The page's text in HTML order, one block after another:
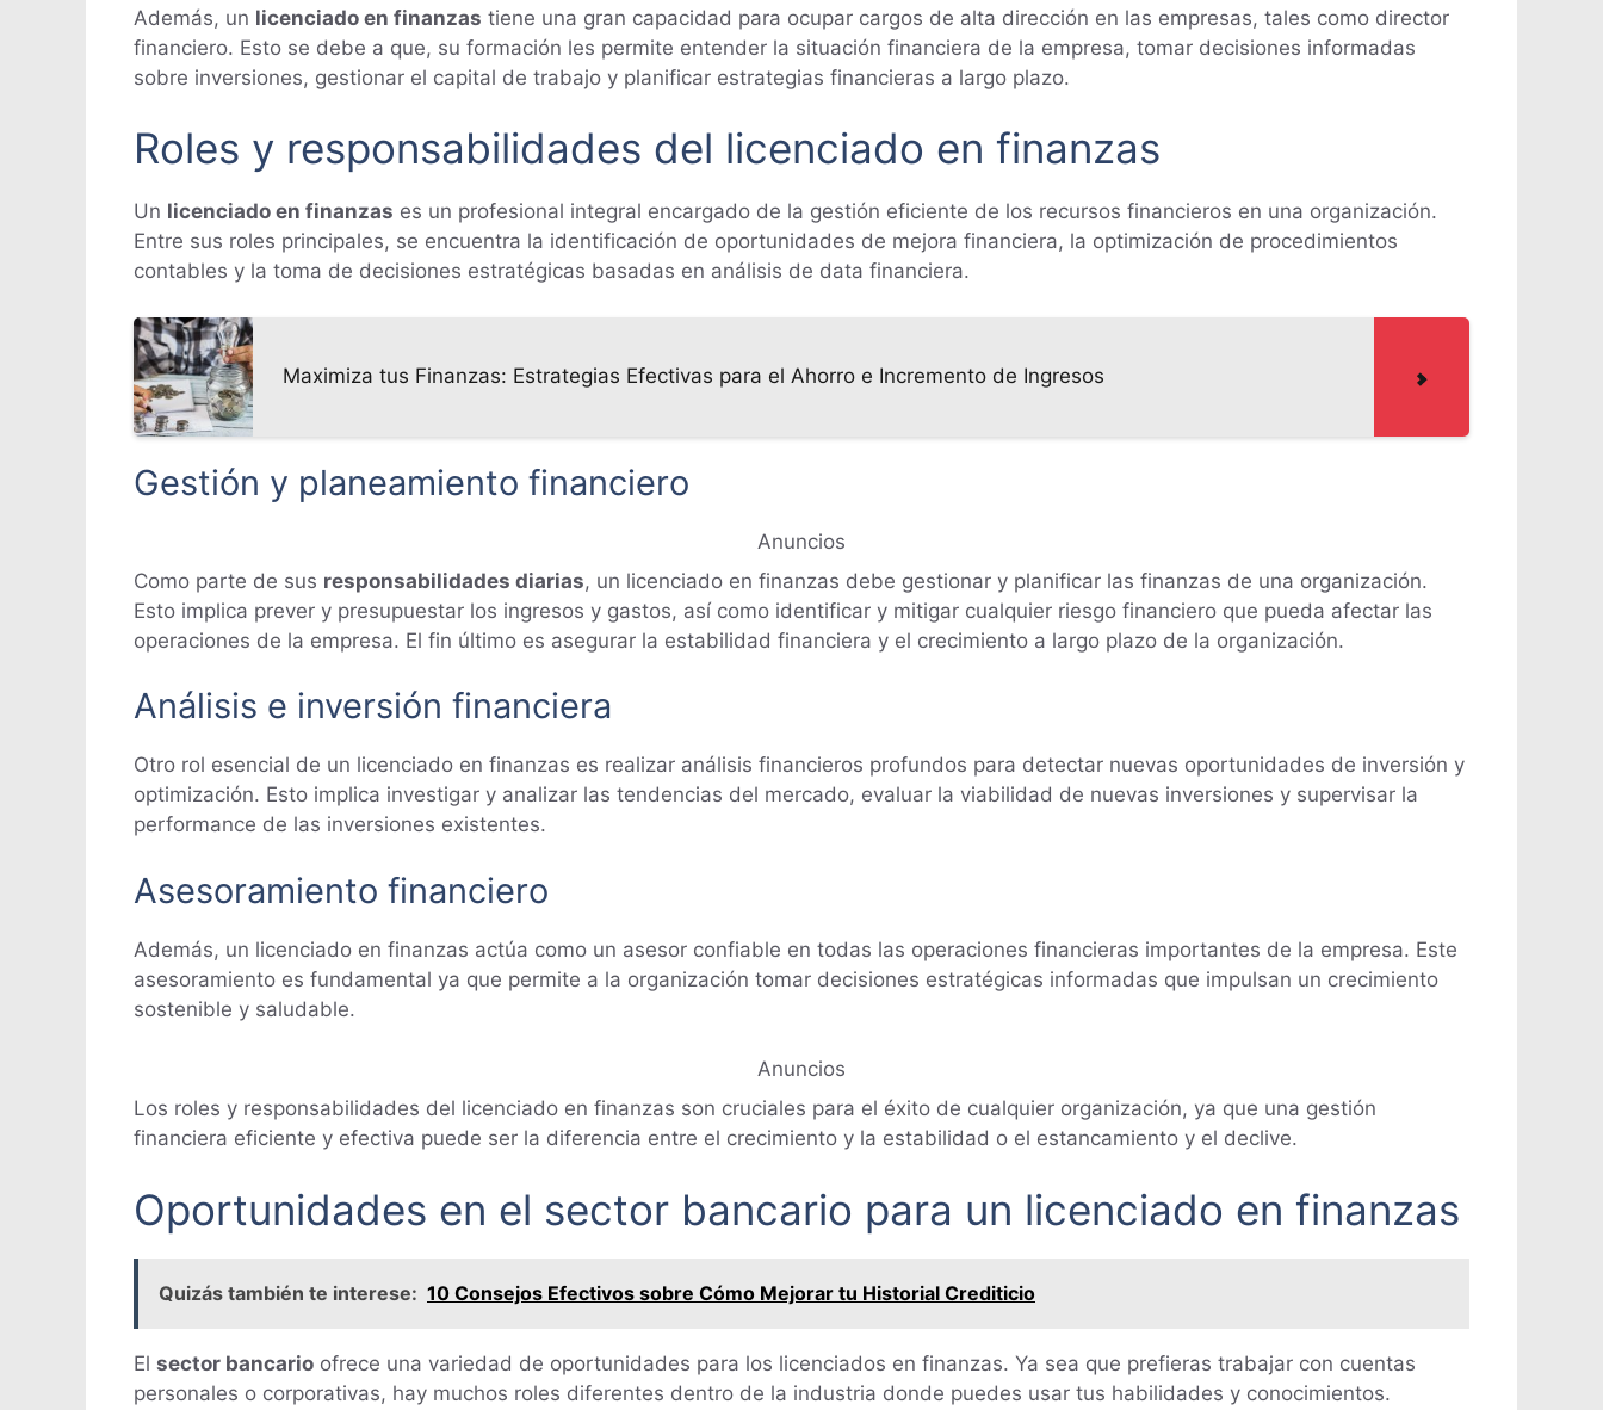
Además, un licenciado en finanzas tiene una gran capacidad para ocupar cargos de alta dirección en las empresas, tales como director
financiero. Esto se debe a que, su formación les permite entender la situación financiera de la empresa, tomar decisiones informadas
sobre inversiones, gestionar el capital de trabajo y planificar estrategias financieras a largo plazo.
Roles y responsabilidades del licenciado en finanzas
Un licenciado en finanzas es un profesional integral encargado de la gestión eficiente de los recursos financieros en una organización.
Entre sus roles principales, se encuentra la identificación de oportunidades de mejora financiera, la optimización de procedimientos
contables y la toma de decisiones estratégicas basadas en análisis de data financiera.
Maximiza tus Finanzas: Estrategias Efectivas para el Ahorro e Incremento de Ingresos
Gestión y planeamiento financiero
Anuncios
Como parte de sus responsabilidades diarias, un licenciado en finanzas debe gestionar y planificar las finanzas de una organización.
Esto implica prever y presupuestar los ingresos y gastos, así como identificar y mitigar cualquier riesgo financiero que pueda afectar las
operaciones de la empresa. El fin último es asegurar la estabilidad financiera y el crecimiento a largo plazo de la organización.
Análisis e inversión financiera
Otro rol esencial de un licenciado en finanzas es realizar análisis financieros profundos para detectar nuevas oportunidades de inversión y
optimización. Esto implica investigar y analizar las tendencias del mercado, evaluar la viabilidad de nuevas inversiones y supervisar la
performance de las inversiones existentes.
Asesoramiento financiero
Además, un licenciado en finanzas actúa como un asesor confiable en todas las operaciones financieras importantes de la empresa. Este
asesoramiento es fundamental ya que permite a la organización tomar decisiones estratégicas informadas que impulsan un crecimiento
sostenible y saludable.
Anuncios
Los roles y responsabilidades del licenciado en finanzas son cruciales para el éxito de cualquier organización, ya que una gestión
financiera eficiente y efectiva puede ser la diferencia entre el crecimiento y la estabilidad o el estancamiento y el declive.
Oportunidades en el sector bancario para un licenciado en finanzas
Quizás también te interese: 10 Consejos Efectivos sobre Cómo Mejorar tu Historial Crediticio
El sector bancario ofrece una variedad de oportunidades para los licenciados en finanzas. Ya sea que prefieras trabajar con cuentas
personales o corporativas, hay muchos roles diferentes dentro de la industria donde puedes usar tus habilidades y conocimientos.